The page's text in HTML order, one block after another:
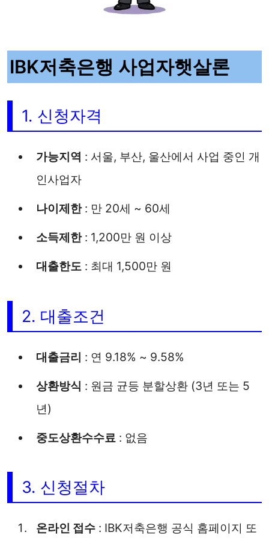
IBK저축은행 사업자햇살론
1. 신청자격
가능지역 : 서울, 부산, 울산에서 사업 중인 개
인사업자
나이제한: 만 20세 ~ 60세
소득제한: 1,200만 원 이상
대출한도 : 최대 1,500만 원
2. 대출조건
대출금리 : 연 9.18% ~ 9.58%
상환방식 : 원금 균등 분할상환 (3년 또는 5
년)
중도상환수수료 : 없음
3. 신청절차
온라인 접수 : IBK저축은행 공식 홈페이지 또